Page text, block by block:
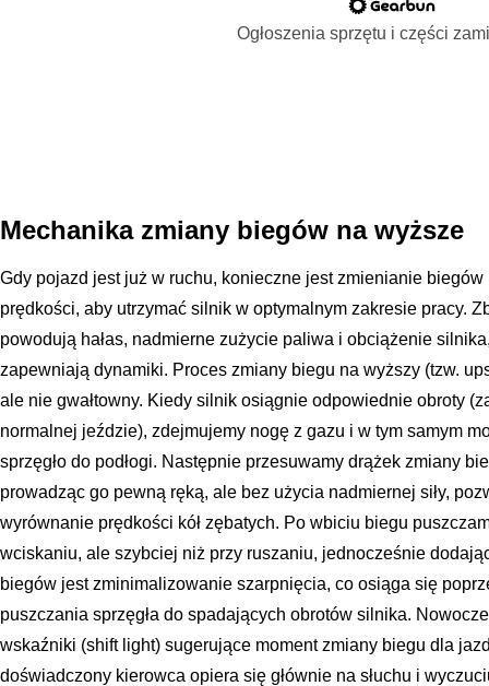
Ogłoszenia sprzętu i części
Mechanika zmiany biegów na wyższe
Gdy pojazd jest już w ruchu, konieczne jest zmienianie
prędkości, aby utrzymać silnik w optymalnym zakresie pracy.
powodują hałas, nadmierne zużycie paliwa i obciążenie
zapewniają dynamiki. Proces zmiany biegu na wyższy (tzw.
ale nie gwałtowny. Kiedy silnik osiągnie odpowiednie obroty
normalnej jeździe), zdejmujemy nogę z gazu i w tym samym
sprzęgło do podłogi. Następnie przesuwamy drążek zmiany
prowadząc go pewną ręką, ale bez użycia nadmiernej siły,
wyrównanie prędkości kół zębatych. Po wbiciu biegu
wciskaniu, ale szybciej niż przy ruszaniu, jednocześnie
biegów jest zminimalizowanie szarpnięcia, co osiąga się
puszczania sprzęgła do spadających obrotów silnika.
wskaźniki (shift light) sugerujące moment zmiany biegu dla
doświadczony kierowca opiera się głównie na słuchu i